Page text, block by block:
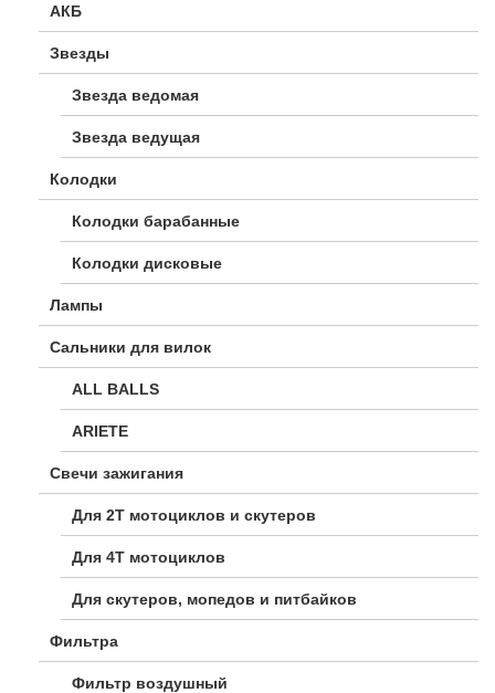
АКБ
Звезды
Звезда ведомая
Звезда ведущая
Колодки
Колодки барабанные
Колодки дисковые
Лампы
Сальники для вилок
ALL BALLS
ARIETE
Свечи зажигания
Для 2Т мотоциклов и скутеров
Для 4Т мотоциклов
Для скутеров, мопедов и питбайков
Фильтра
Фильтр воздушный